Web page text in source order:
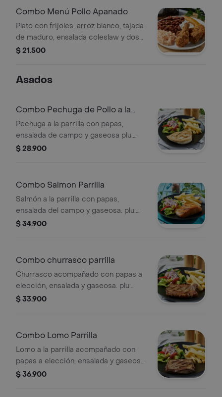
Combo Menú Pollo Apanado
Plato con frijoles, arroz blanco, tajada
de maduro, ensalada coleslaw y dos
presas de pollo apanado plu: 3633371
$ 21.500
Asados
Combo Pechuga de Pollo a la
Parrilla
Pechuga a la parrilla con papas,
ensalada de campo y gaseosa plu:
3449826.
$ 28.900
Combo Salmon Parrilla
Salmón a la parrilla con papas,
ensalada del campo y gaseosa. plu:
3449822.
$ 34.900
Combo churrasco parrilla
Churrasco acompañado con papas a
elección, ensalada y gaseosa. plu:
3511309.
$ 33.900
Combo Lomo Parrilla
Lomo a la parrilla acompañado con
papas a elección, ensalada y gaseosa.
plu: 3511310.
$ 36.900